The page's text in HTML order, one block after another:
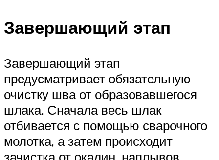
Завершающий этап
Завершающий этап
предусматривает обязательную
очистку шва от образовавшегося
шлака. Сначала весь шлак
отбивается с помощью сварочного
молотка, а затем происходит
зачистка от окалин, наплывов